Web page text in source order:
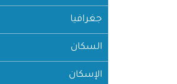
جغرافيا
السكان
الإسكان